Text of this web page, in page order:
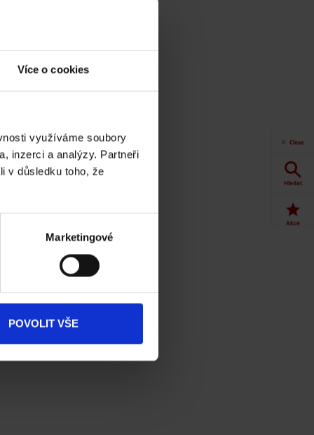
Více o cookies
využíváme soubory
inzerci a analýzy. Partneři
v důsledku toho, že
Marketingové
POVOLIT VŠE
Close
Hledat
Akce